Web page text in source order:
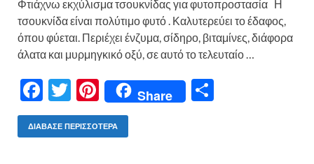
Φτιάχνω εκχύλισμα τσουκνίδας για φυτοπροστασία Η
τσουκνίδα είναι πολύτιμο φυτό . Καλυτερεύει το έδαφος,
όπου φύεται. Περιέχει ένζυμα, σίδηρο, βιταμίνες, διάφορα
άλατα και μυρμηγκικό οξύ, σε αυτό το τελευταίο …
F
ac
e
T
w
itt
Pi
nt
er
Share
ΔΙΆΒΑΣΕ ΠΕΡΙΣΣΌΤΕΡΑ